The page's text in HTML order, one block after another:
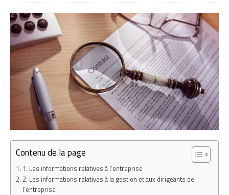
Contenu de la page
1. Les informations relatives à l’entreprise
2. Les informations relatives à la gestion et aux dirigeants de
l’entreprise